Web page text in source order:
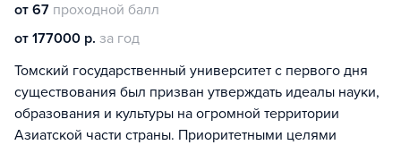
от 67 проходной балл
от 177000 р. за год
Томский государственный университет с первого дня
существования был призван утверждать идеалы науки,
образования и культуры на огромной территории
Азиатской части страны. Приоритетными целями